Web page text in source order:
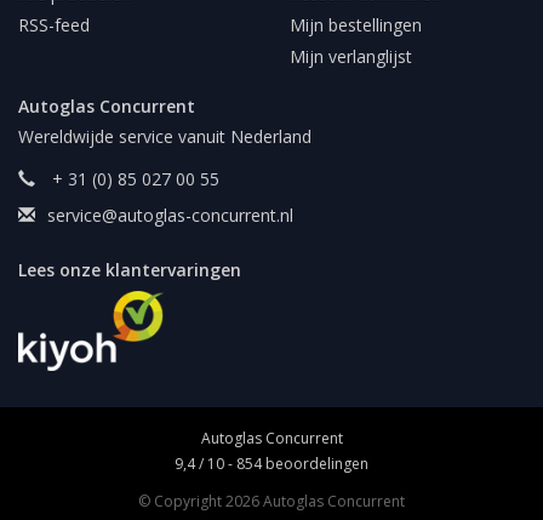
RSS-feed
Mijn bestellingen
Mijn verlanglijst
Autoglas Concurrent
Wereldwijde service vanuit Nederland
+ 31 (0) 85 027 00 55
service@autoglas-concurrent.nl
Lees onze klantervaringen
Autoglas Concurrent
9,4/ 10- 854beoordelingen
© Copyright 2026 Autoglas Concurrent